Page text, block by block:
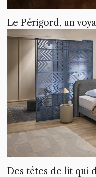
Le Périgord, un
Des têtes de lit qui